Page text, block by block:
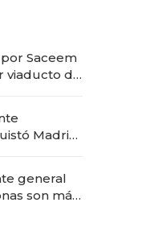
Saceem
viaducto de
Madrid:
apertura
general
son más